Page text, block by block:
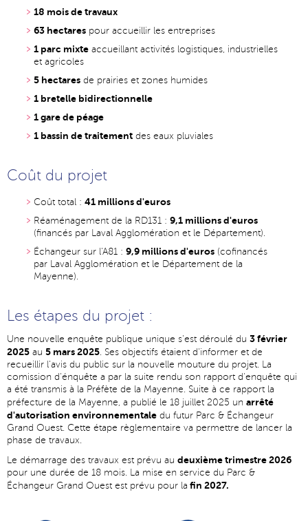
18 mois de travaux
63 hectares pour accueillir les entreprises
1 parc mixte accueillant activités logistiques, industrielles
et agricoles
5 hectares de prairies et zones humides
1 bretelle bidirectionnelle
1 gare de péage
1 bassin de traitement des eaux pluviales
Coût du projet
Coût total :41 millions d'euros
Réaménagement de la RD131 :9,1 millions d'euros
(financés par Laval Agglomération et le Département).
Échangeur sur l'A81 :9,9 millions d'euros (cofinancés
par Laval Agglomération et le Département de la
Mayenne).
Les étapes du projet :
Une nouvelle enquête publique unique s'est déroulé du 3 février
2025 au 5 mars 2025. Ses objectifs étaient d'informer et de
recueillir l'avis du public sur la nouvelle mouture du projet. La
comission d'énquête a par la suite rendu son rapport d'enquête qui
a été transmis à la Préfète de la Mayenne. Suite à ce rapport la
préfecture de la Mayenne, a publié le 18 juillet 2025 un arrêté
d'autorisation environnementale du futur Parc & Échangeur
Grand Ouest. Cette étape règlementaire va permettre de lancer la
phase de travaux.
Le démarrage des travaux est prévu au deuxième trimestre 2026
pour une durée de 18 mois. La mise en service du Parc &
Échangeur Grand Ouest est prévu pour la fin 2027.